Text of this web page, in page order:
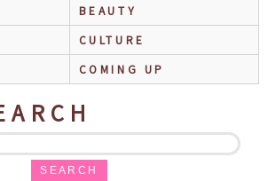
BEAUTY
CULTURE
COMING UP
SEARCH